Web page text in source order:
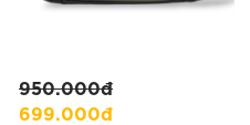
950.000đ
699.000đ